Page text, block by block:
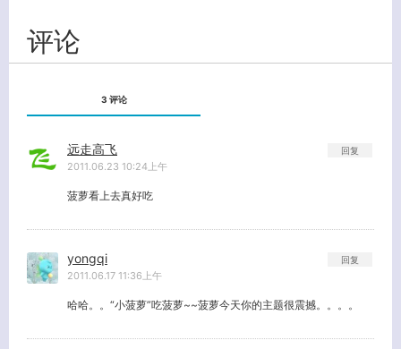
评论
3 评论
远走高飞
2011.06.23 10:24上午
菠萝看上去真好吃
回复
yongqi
2011.06.17 11:36上午
哈哈。。“小菠萝”吃菠萝~~菠萝今天你的主题很震撼。。。。
回复